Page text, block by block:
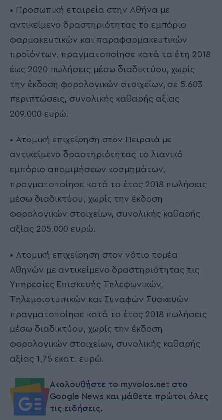
• Προσωπική εταιρεία στην Αθήνα με
αντικείμενο δραστηριότητας το εμπόριο
φαρμακευτικών και παραφαρμακευτικών
προϊόντων, πραγματοποίησε κατά τα έτη 2018
έως 2020 πωλήσεις μέσω διαδικτύου, χωρίς
την έκδοση φορολογικών στοιχείων, σε 5.603
περιπτώσεις, συνολικής καθαρής αξίας
209.000 ευρώ.
• Ατομική επιχείρηση στον Πειραιά με
αντικείμενο δραστηριότητας το λιανικό
εμπόριο απομιμήσεων κοσμημάτων,
πραγματοποίησε κατά το έτος 2018 πωλήσεις
μέσω διαδικτύου, χωρίς την έκδοση
φορολογικών στοιχείων, συνολικής καθαρής
αξίας 205.000 ευρώ.
• Ατομική επιχείρηση στον νότιο τομέα
Αθηνών με αντικείμενο δραστηριότητας τις
Υπηρεσίες Επισκευής Τηλεφωνικών,
Τηλεμοιοτυπικών και Συναφών Συσκευών
πραγματοποίησε κατά το έτος 2018 πωλήσεις
μέσω διαδικτύου, χωρίς την έκδοση
φορολογικών στοιχείων, συνολικής καθαρής
αξίας 1,75 εκατ. ευρώ.
Ακολουθήστε το myvolos.net στο
Google News και μάθετε πρώτοι όλες
τις ειδήσεις.